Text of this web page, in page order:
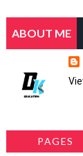
ABOUT ME
PAGES